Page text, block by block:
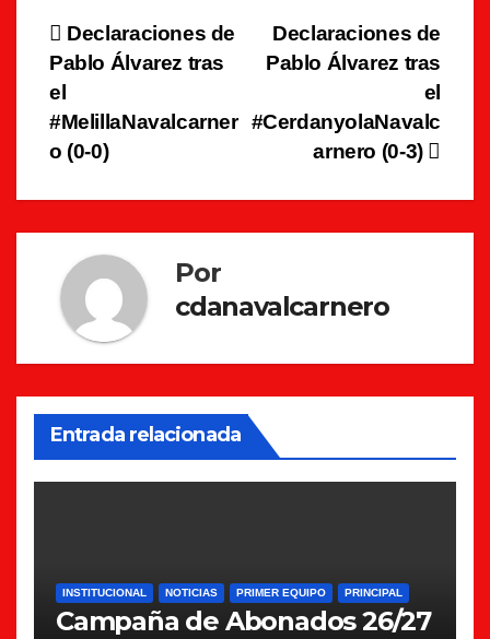
Navegación
de
entradas
Declaraciones de
Pablo Álvarez tras
el
#CerdanyolaNavalc
arnero (0-3)
Declaraciones de
Pablo Álvarez tras
el
#MelillaNavalcarner
o (0-0)
Por
cdanavalcarnero
Entrada relacionada
INSTITUCIONAL NOTICIAS PRIMER EQUIPO PRINCIPAL
Campaña de Abonados 26/27